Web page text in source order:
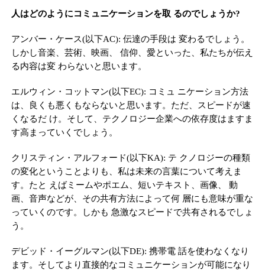
人はどのようにコミュニケーションを取 るのでしょうか?
アンバー・ケース(以下AC): 伝達の手段は 変わるでしょう。
しかし音楽、芸術、映画、 信仰、愛といった、私たちが伝え
る内容は変 わらないと思います。
エルウィン・コットマン(以下EC): コミュ ニケーション方法
は、良くも悪くもならないと思います。ただ、スピードが速
くなるだ け。そして、テクノロジー企業への依存度はますま
す高まっていくでしょう。
クリスティン・アルフォード(以下KA): テ クノロジーの種類
の変化ということよりも、私は未来の言葉について考えま
す。たと えばミームやポエム、短いテキスト、画像、 動
画、音声などが、その共有方法によって何 層にも意味が重な
っていくのです。しかも 急激なスピードで共有されるでしょ
う。
デビッド・イーグルマン(以下DE): 携帯電 話を使わなくなり
ます。そしてより直接的なコミュニケーションが可能になり